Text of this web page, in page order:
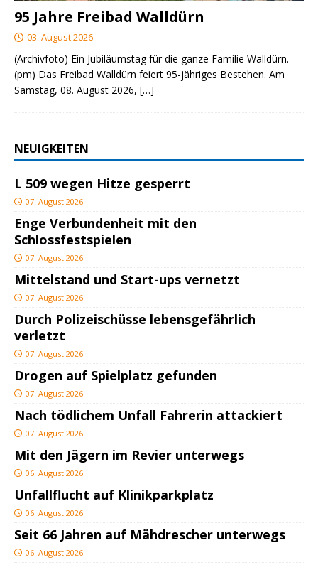
95 Jahre Freibad Walldürn
03. August 2026
(Archivfoto) Ein Jubiläumstag für die ganze Familie Walldürn.
(pm) Das Freibad Walldürn feiert 95-jähriges Bestehen. Am
Samstag, 08. August 2026, […]
NEUIGKEITEN
L 509 wegen Hitze gesperrt
07. August 2026
Enge Verbundenheit mit den
Schlossfestspielen
07. August 2026
Mittelstand und Start-ups vernetzt
07. August 2026
Durch Polizeischüsse lebensgefährlich
verletzt
07. August 2026
Drogen auf Spielplatz gefunden
07. August 2026
Nach tödlichem Unfall Fahrerin attackiert
07. August 2026
Mit den Jägern im Revier unterwegs
06. August 2026
Unfallflucht auf Klinikparkplatz
06. August 2026
Seit 66 Jahren auf Mähdrescher unterwegs
06. August 2026